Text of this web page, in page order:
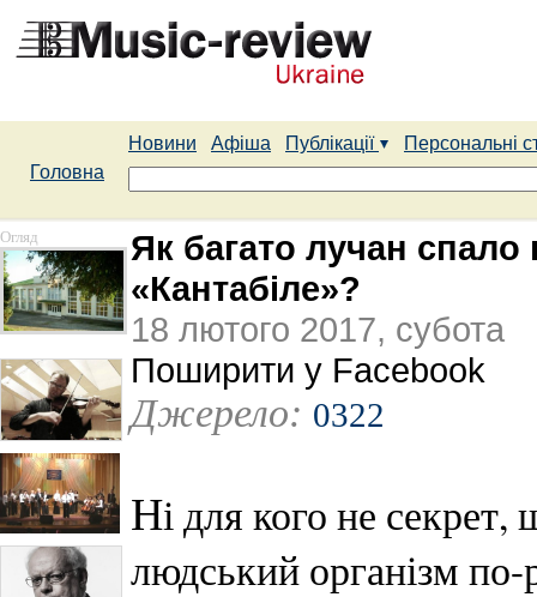
Новини Афіша Публікації
Персональні
Головна
Огляд
Як багато лучан спало
«Кантабіле»?
18 лютого 2017, субота
Поширити у Facebook
Джерело: 0322
Ні для кого не
людський організм по-